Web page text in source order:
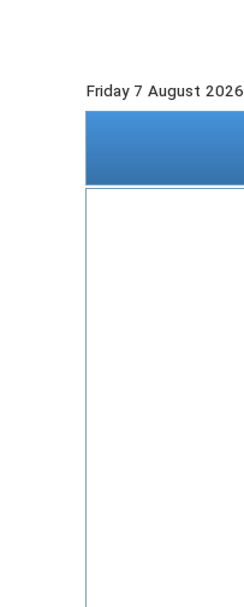
Friday 7 August 2026